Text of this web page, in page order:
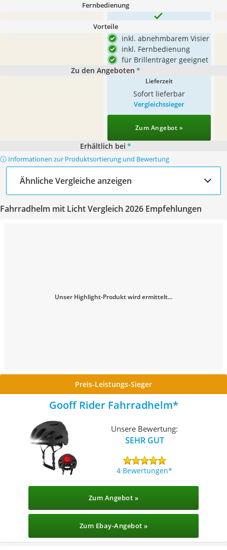
Fernbedienung
Vorteile
inkl. abnehmbarem Visier
inkl. Fernbedienung
für Brillenträger geeignet
Zu den Angeboten *
Lieferzeit
Sofort lieferbar
Vergleichssieger
Zum Angebot »
Erhältlich bei *
ⓘ Informationen zur Produktsortierung und Bewertung
Ähnliche Vergleiche anzeigen
Fahrradhelm mit Licht Vergleich 2026 Empfehlungen
Unser Highlight-Produkt wird ermittelt...
Preis-Leistungs-Sieger
Gooff Rider Fahrradhelm
Unsere Bewertung:
SEHR GUT
4 Bewertungen
Zum Angebot »
Zum Ebay-Angebot »